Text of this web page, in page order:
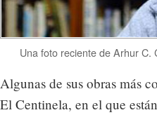
Una foto reciente de Arhur
Algunas de sus obras más
El Centinela, en el que